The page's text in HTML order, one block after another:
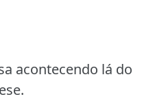
acontecendo lá do